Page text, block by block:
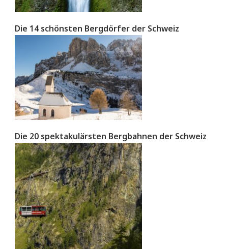
Die 14 schönsten Bergdörfer der Schweiz
Die 20 spektakulärsten Bergbahnen der Schweiz